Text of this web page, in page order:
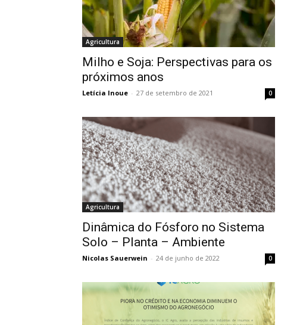
Agricultura
Milho e Soja: Perspectivas para os
próximos anos
Letícia Inoue - 27 de setembro de 2021 0
Agricultura
Dinâmica do Fósforo no Sistema
Solo – Planta – Ambiente
Nicolas Sauerwein - 24 de junho de 2022 0